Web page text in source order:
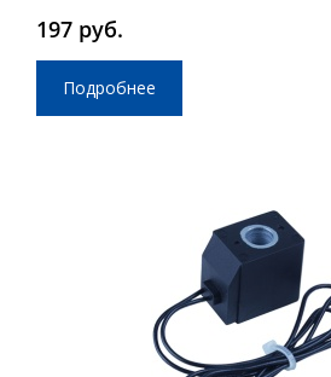
197 руб.
Подробнее